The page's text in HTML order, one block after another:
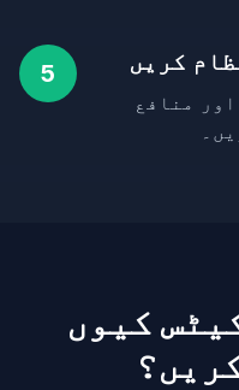
5 کریں
منافع
کیوں